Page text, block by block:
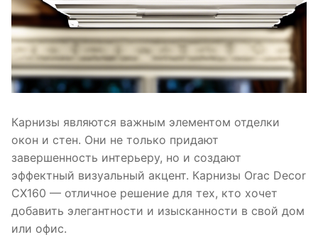
Карнизы являются важным элементом отделки
окон и стен. Они не только придают
завершенность интерьеру, но и создают
эффектный визуальный акцент. Карнизы Orac Decor
CX160 — отличное решение для тех, кто хочет
добавить элегантности и изысканности в свой дом
или офис.